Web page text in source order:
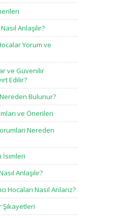
Anlaşılır?
Yorum ve
ve Güvenilir
Edilir?
Bulunur?
ve Önerileri
Nereden
İsimleri
Anlaşılır?
Hocaları Nasıl Anlarız?
Şikayetleri